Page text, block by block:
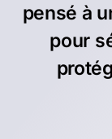
pensé à
pour